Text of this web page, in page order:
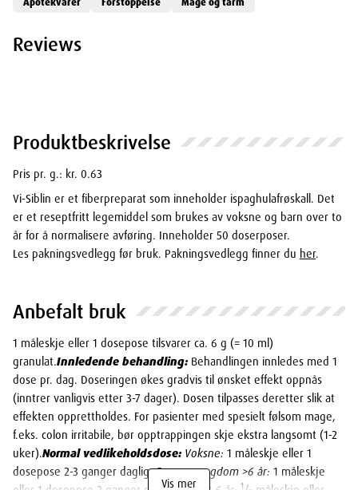
Produktbeskrivelse
Pris pr. g.: kr. 0.63
Vi-Siblin er et fiberpreparat som inneholder ispaghulafrøskall. Det
er et reseptfritt legemiddel som brukes av voksne og barn over to
år for å normalisere avføring. Inneholder 50 doserposer.
Les pakningsvedlegg før bruk. Pakningsvedlegg finner du her.
Anbefalt bruk
1 måleskje eller 1 dosepose tilsvarer ca. 6 g (= 10 ml)
granulat.Innledende behandling: Behandlingen innledes med 1
dose pr. dag. Doseringen økes gradvis til ønsket effekt oppnås
(inntrer vanligvis etter 3-7 dager). Dosen tilpasses deretter slik at
effekten opprettholdes. For pasienter med spesielt følsom mage,
f.eks. colon irritabile, bør opptrappingen skje ekstra langsomt (1-2
uker).Normal vedlikeholdsdose: Voksne: 1 måleskje eller 1
dosepose 2-3 ganger daglig.Barn og ungdom >6 år: 1 måleskje
1
Vis mer
Reviews